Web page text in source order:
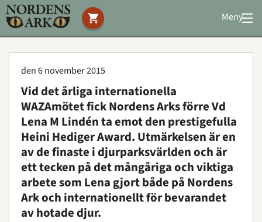
Meny
Stöd oss
Bevarande
Utbildning
Boende
Konferens
Om oss | Öppettider | Press
Sök
den 6 november 2015
Vid det årliga internationella
WAZAmötet fick Nordens Arks förre Vd
Lena M Lindén ta emot den prestigefulla
Heini Hediger Award. Utmärkelsen är en
av de finaste i djurparksvärlden och är
ett tecken på det mångåriga och viktiga
arbete som Lena gjort både på Nordens
Ark och internationellt för bevarandet
av hotade djur.